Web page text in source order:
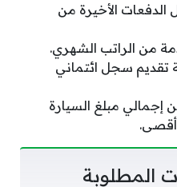
الدفعات الأخيرة من
من الراتب الشهري.
تقديم سجل ائتماني
مبلغ السيارة
المطلوبة